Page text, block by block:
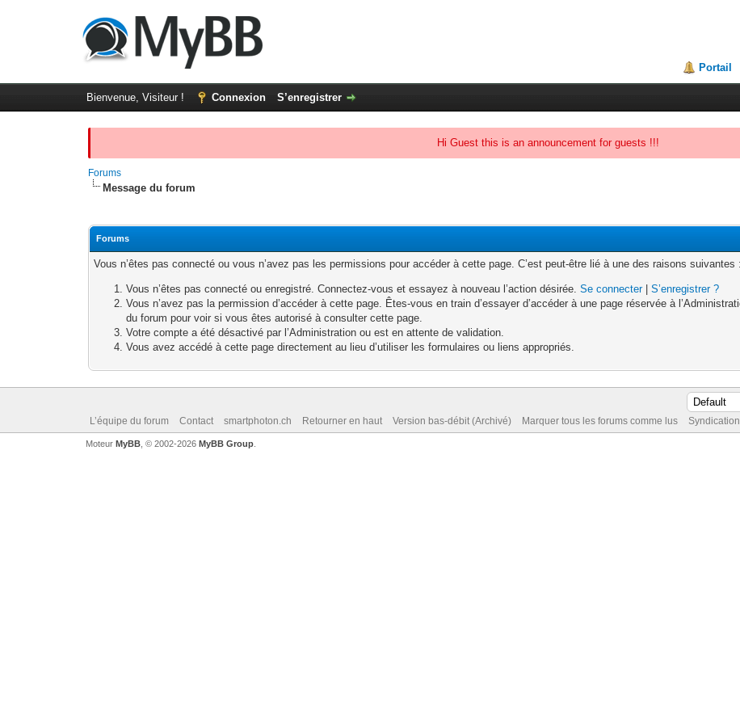
Portail
Bienvenue, Visiteur ! Connexion S’enregistrer
Hi Guest this is an announcement for guests !!!
Forums
Message du forum
Forums
Vous n’êtes pas connecté ou vous n’avez pas les permissions pour accéder à cette page. C’est peut-être lié à une des raisons suivantes :
Vous n’êtes pas connecté ou enregistré. Connectez-vous et essayez à nouveau l’action désirée.Se connecter|S’enregistrer ?
Vous n’avez pas la permission d’accéder à cette page. Êtes-vous en train d’essayer d’accéder à une page réservée à
du forum pour voir si vous êtes autorisé à consulter cette page.
Votre compte a été désactivé par l’Administration ou est en attente de validation.
Vous avez accédé à cette page directement au lieu d’utiliser les formulaires ou liens appropriés.
L’équipe du forum Contact smartphoton.ch Retourner en haut Version bas-débit (Archivé) Marquer tous les forums comme lus
Moteur MyBB, © 2002-2026 MyBB Group.